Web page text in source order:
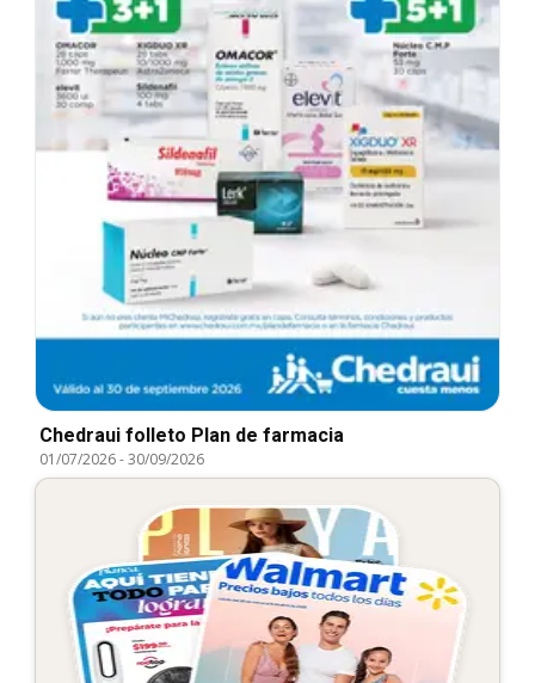
Chedraui folleto Plan de farmacia
01/07/2026-30/09/2026